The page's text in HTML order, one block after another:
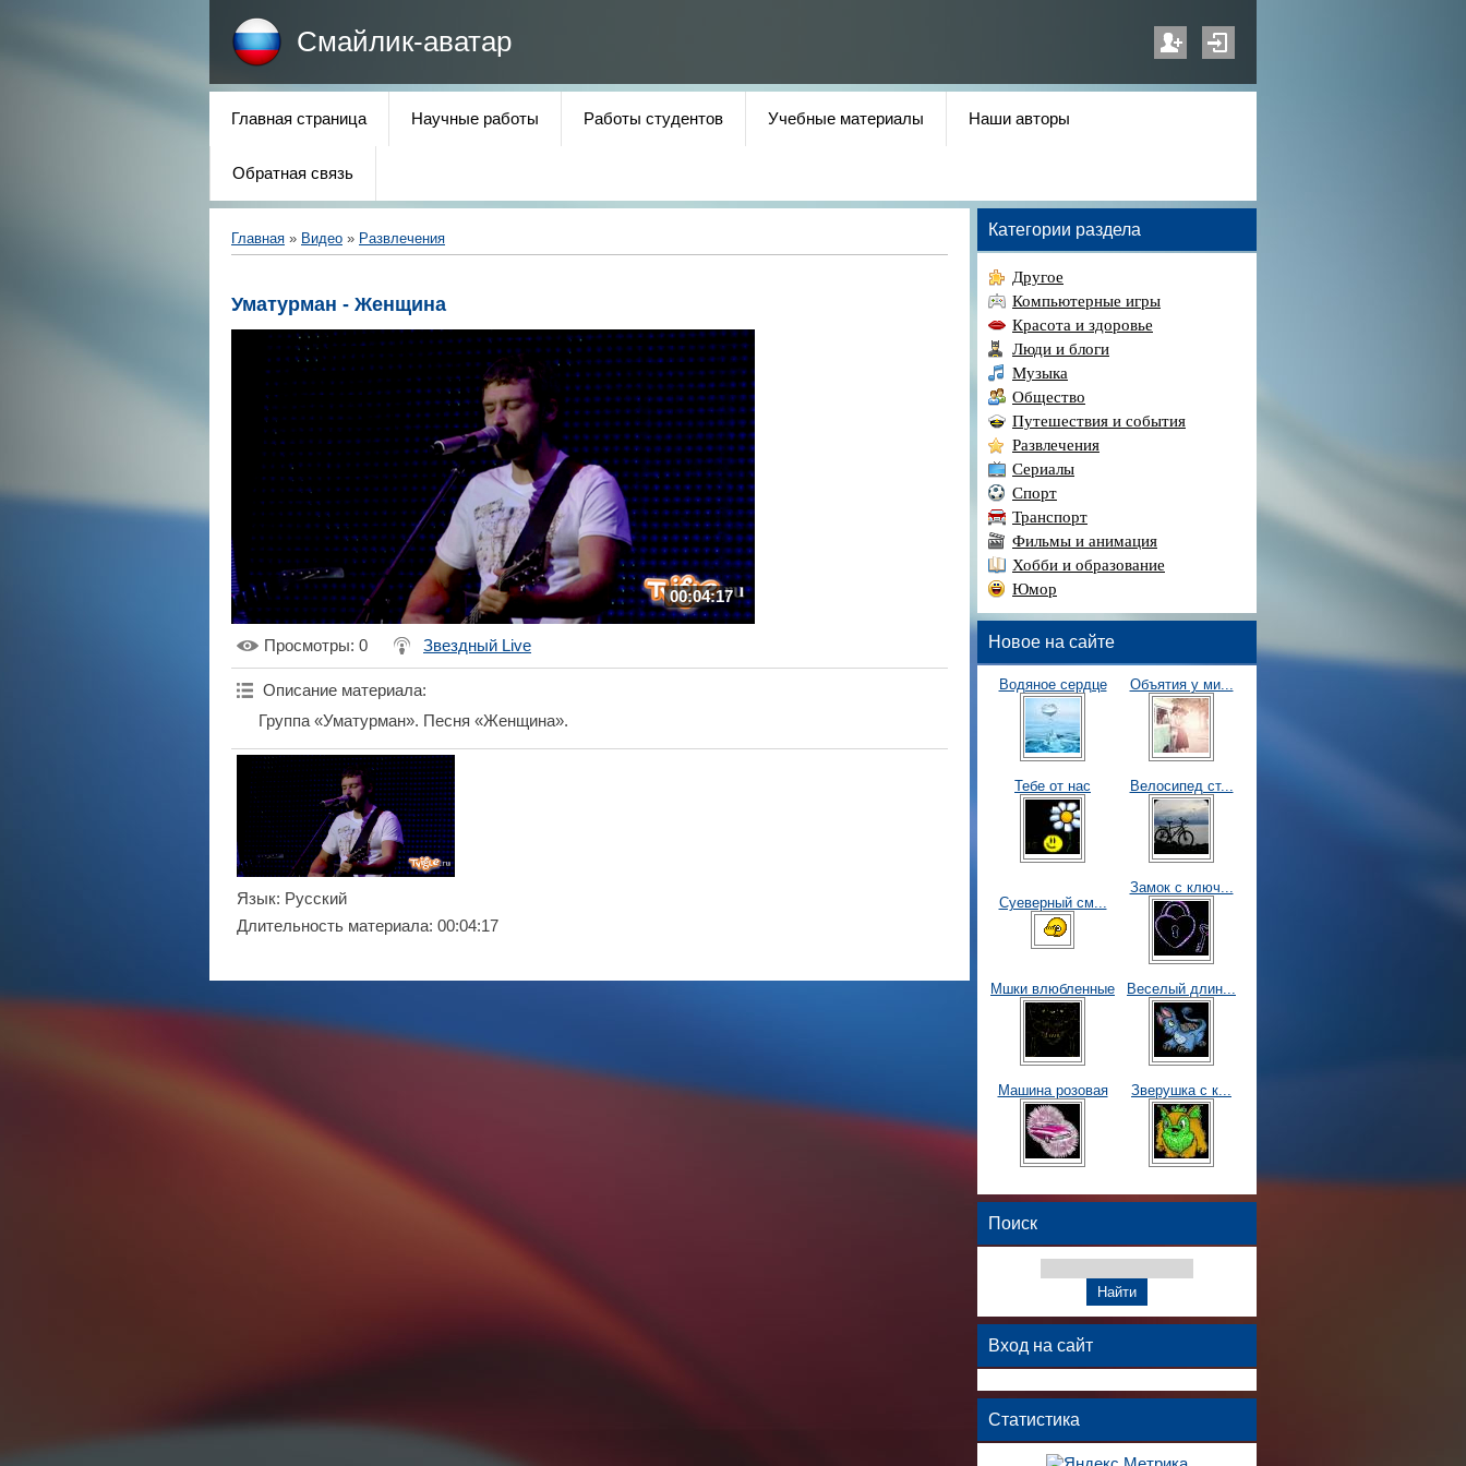
Смайлик-аватар
Главная страница Научные работы Работы студентов Учебные материалы Наши авторы
Обратная связь
Главная » Видео » Развлечения
Уматурман - Женщина
00:04:17
Просмотры: 0 Звездный Live
Описание материала:
Группа «Уматурман». Песня «Женщина».
Язык: Русский
Длительность материала: 00:04:17
Категории раздела
Другое
Компьютерные игры
Красота и здоровье
Люди и блоги
Музыка
Общество
Путешествия и события
Развлечения
Сериалы
Спорт
Транспорт
Фильмы и анимация
Хобби и образование
Юмор
Новое на сайте
Водяное сердце Объятия у ми...
Тебе от нас Велосипед ст...
Суеверный см...
Замок с ключ...
Мшки влюбленные Веселый длин...
Машина розовая Зверушка с к...
Поиск
Вход на сайт
Статистика